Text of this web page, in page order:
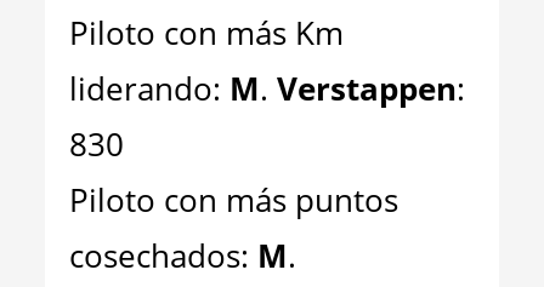
Piloto con más Km
liderando: M. Verstappen:
830
Piloto con más puntos
cosechados: M.